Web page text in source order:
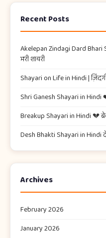
Recent Posts
Akelepan Zindagi Dard
भरी शायरी
Shayari on Life in Hindi |
Shri Ganesh Shayari in Hindi
Breakup Shayari in Hindi 💔
Desh Bhakti Shayari in Hindi
Archives
February 2026
January 2026